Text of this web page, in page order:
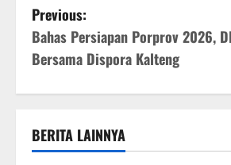
P
o
s
n
Previous:
Bahas Persiapan Porprov 2026,
Bersama Dispora Kalteng
BERITA LAINNYA